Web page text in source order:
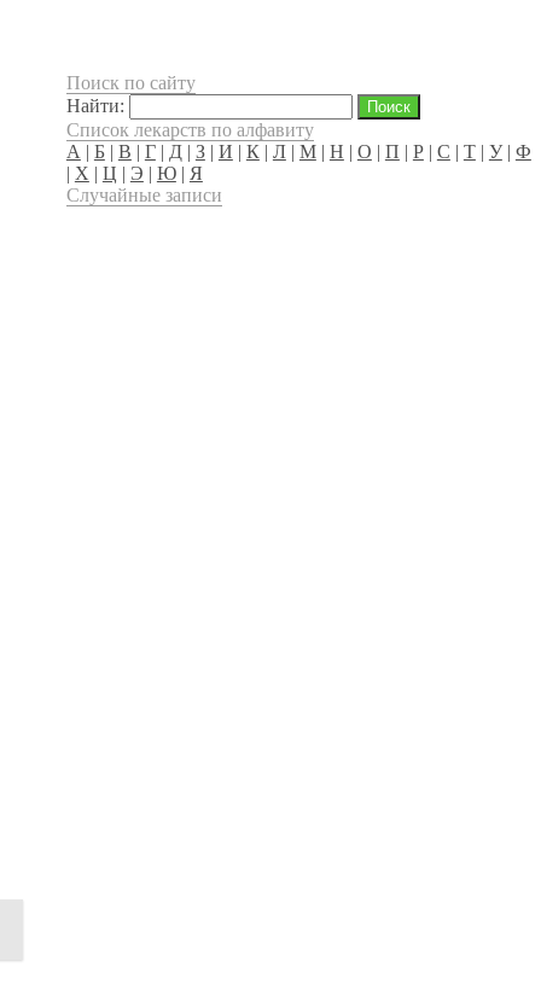
Поиск по сайту
Найти:
Список лекарств по алфавиту
А | Б| В | Г| Д| З| И | К | Л| М| Н | О | П | Р| С | Т| У| Ф
| Х | Ц | Э | Ю| Я
Случайные записи